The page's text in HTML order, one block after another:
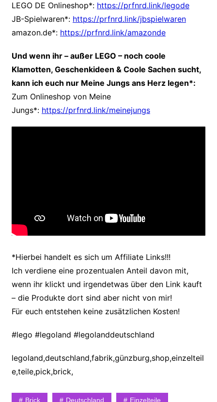
LEGO DE Onlineshop*: https://prfnrd.link/legode
JB-Spielwaren*: https://prfnrd.link/jbspielwaren
amazon.de*: https://prfnrd.link/amazonde
Und wenn ihr – außer LEGO – noch coole
Klamotten, Geschenkideen & Coole Sachen sucht,
kann ich euch nur Meine Jungs ans Herz legen*:
Zum Onlineshop von Meine
Jungs*: https://prfnrd.link/meinejungs
*Hierbei handelt es sich um Affiliate Links!!!
Ich verdiene eine prozentualen Anteil davon mit,
wenn ihr klickt und irgendetwas über den Link kauft
– die Produkte dort sind aber nicht von mir!
Für euch entstehen keine zusätzlichen Kosten!
#lego #legoland #legolanddeutschland
legoland,deutschland,fabrik,günzburg,shop,einzelteil
e,teile,pick,brick,
Brick Deutschland Einzelteile